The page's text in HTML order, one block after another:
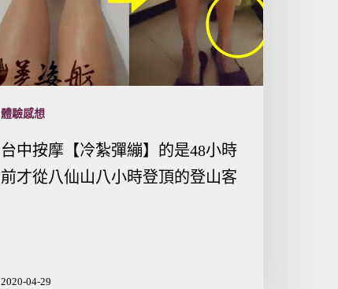
體驗感想
台中按摩【冷紮彈繃】的是48小時
前才從八仙山八小時登頂的登山客
2020-04-29